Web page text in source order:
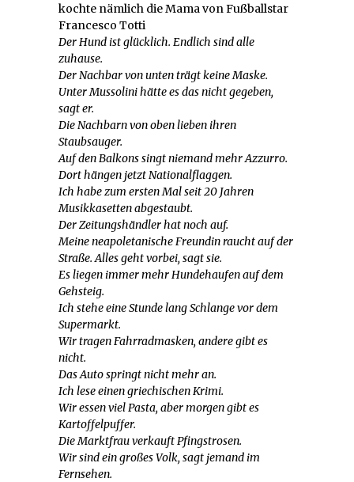
kochte nämlich die Mama von Fußballstar
Francesco Totti
Der Hund ist glücklich. Endlich sind alle
zuhause.
Der Nachbar von unten trägt keine Maske.
Unter Mussolini hätte es das nicht gegeben,
sagt er.
Die Nachbarn von oben lieben ihren
Staubsauger.
Auf den Balkons singt niemand mehr Azzurro.
Dort hängen jetzt Nationalflaggen.
Ich habe zum ersten Mal seit 20 Jahren
Musikkasetten abgestaubt.
Der Zeitungshändler hat noch auf.
Meine neapoletanische Freundin raucht auf der
Straße. Alles geht vorbei, sagt sie.
Es liegen immer mehr Hundehaufen auf dem
Gehsteig.
Ich stehe eine Stunde lang Schlange vor dem
Supermarkt.
Wir tragen Fahrradmasken, andere gibt es
nicht.
Das Auto springt nicht mehr an.
Ich lese einen griechischen Krimi.
Wir essen viel Pasta, aber morgen gibt es
Kartoffelpuffer.
Die Marktfrau verkauft Pfingstrosen.
Wir sind ein großes Volk, sagt jemand im
Fernsehen.